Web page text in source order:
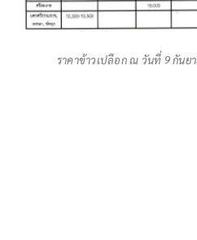
ราคาข้าวเปลือก ณ วันที่ 9 กันย